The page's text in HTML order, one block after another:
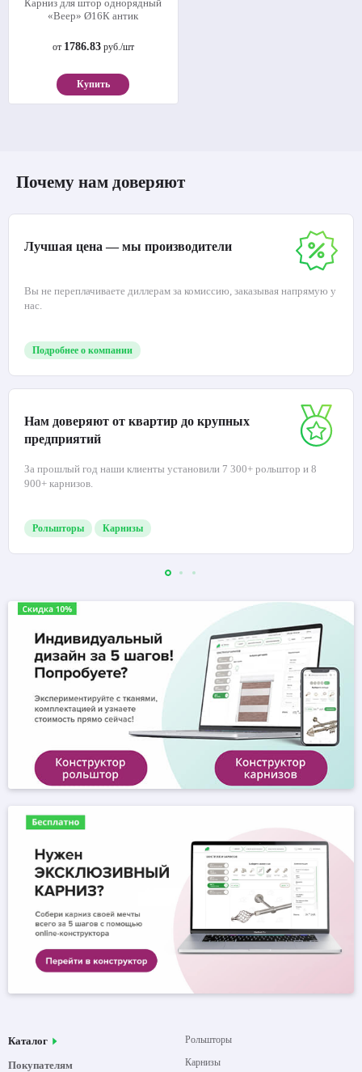
Карниз для штор однорядный
«Веер» Ø16К антик
от 1786.83руб./шт
Купить
Почему нам доверяют
Лучшая цена — мы производители
Вы не переплачиваете диллерам за комиссию, заказывая напрямую у
нас.
Подробнее о компании
Нам доверяют от квартир до крупных
предприятий
За прошлый год наши клиенты установили 7 300+ рольштор и 8
900+ карнизов.
Рольшторы Карнизы
Каталог
Покупателям
Рольшторы
Карнизы